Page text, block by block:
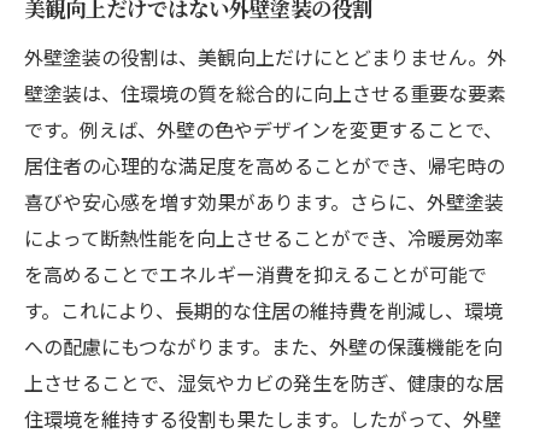
地域に適した断熱塗装の選び方
断熱性能向上によるエネルギー効率の改善
断熱塗装と環境負荷の低減
外壁塗装がもたらすエネルギー効率の改善と光
熱費削減
エネルギー効率を高める外壁塗装の効果
外壁塗装が光熱費削減に貢献する理由
省エネ効果を最大化する塗装方法
外壁塗装と住宅環境の最適化
外壁塗装がもたらす持続可能な生活
エネルギー効率向上のための塗装選び
美観向上だけではない外壁塗装の役割
外壁塗装の役割は、美観向上だけにとどまりません。外
壁塗装は、住環境の質を総合的に向上させる重要な要素
です。例えば、外壁の色やデザインを変更することで、
居住者の心理的な満足度を高めることができ、帰宅時の
喜びや安心感を増す効果があります。さらに、外壁塗装
によって断熱性能を向上させることができ、冷暖房効率
を高めることでエネルギー消費を抑えることが可能で
す。これにより、長期的な住居の維持費を削減し、環境
への配慮にもつながります。また、外壁の保護機能を向
上させることで、湿気やカビの発生を防ぎ、健康的な居
住環境を維持する役割も果たします。したがって、外壁